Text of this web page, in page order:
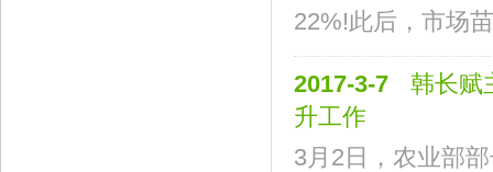
22%!此后，市场
2017-3-7
韩长赋
升工作
3月2日，农业部